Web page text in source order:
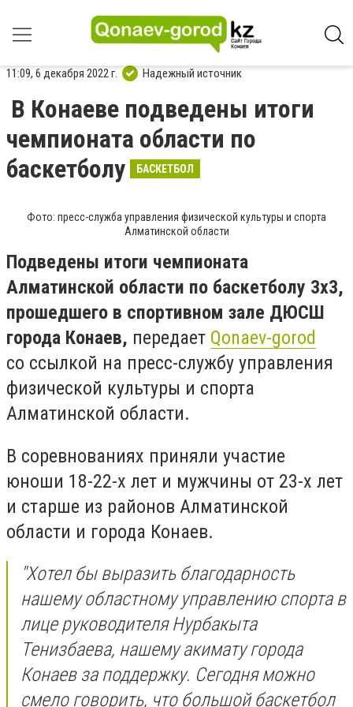
11:09, 6 декабря 2022 г. Надежный источник
В Конаеве подведены итоги
чемпионата области по
баскетболу
БАСКЕТБОЛ
Фото: пресс-служба управления физической культуры и спорта
Алматинской области
Подведены итоги чемпионата
Алматинской области по баскетболу 3х3,
прошедшего в спортивном зале ДЮСШ
города Конаев, передает Qonaev-gorod
со ссылкой на пресс-службу управления
физической культуры и спорта
Алматинской области.
В соревнованиях приняли участие
юноши 18-22-х лет и мужчины от 23-х лет
и старше из районов Алматинской
области и города Конаев.
"Хотел бы выразить благодарность
нашему областному управлению спорта в
лице руководителя Нурбакыта
Тенизбаева, нашему акимату города
Конаев за поддержку. Сегодня можно
смело говорить, что большой баскетбол